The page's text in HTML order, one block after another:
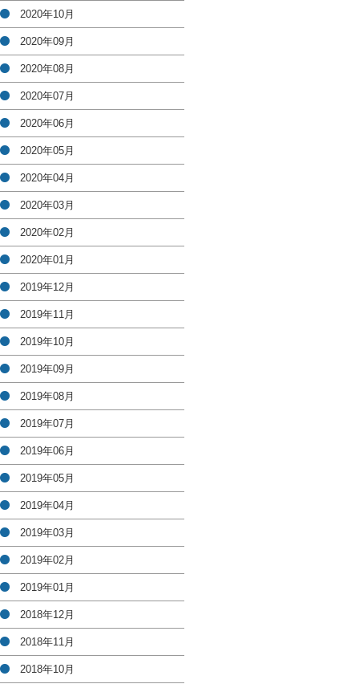
2020年10月
2020年09月
2020年08月
2020年07月
2020年06月
2020年05月
2020年04月
2020年03月
2020年02月
2020年01月
2019年12月
2019年11月
2019年10月
2019年09月
2019年08月
2019年07月
2019年06月
2019年05月
2019年04月
2019年03月
2019年02月
2019年01月
2018年12月
2018年11月
2018年10月